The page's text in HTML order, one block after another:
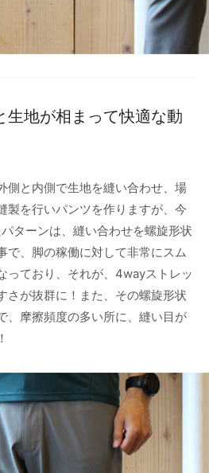
生地が相まって快適な動
側と内側で生地を縫い合わせ、場
製を行いパンツを作りますが、今
ターンは、縫い合わせを螺旋形状
で、脚の稼働に対して非常にスム
っており、それが、4wayストレッ
さが抜群に！また、その螺旋形状
、摩擦頻度の多い所に、縫い目が